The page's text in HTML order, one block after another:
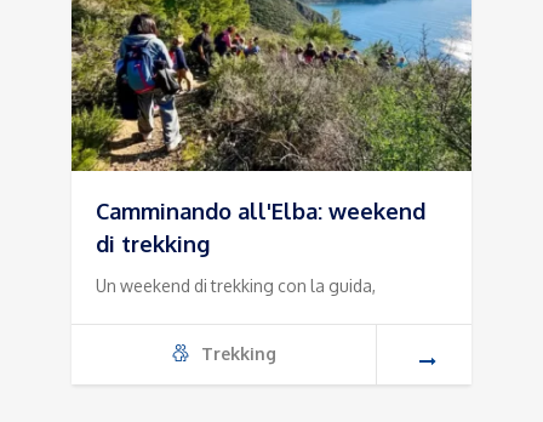
Camminando all'Elba: weekend
di trekking
Un weekend di trekking con la guida,
Trekking